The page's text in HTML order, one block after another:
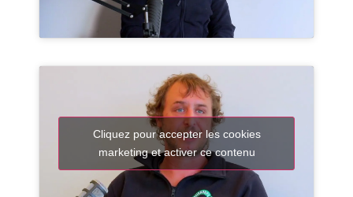
Cliquez pour accepter les cookies
marketing et activer ce contenu